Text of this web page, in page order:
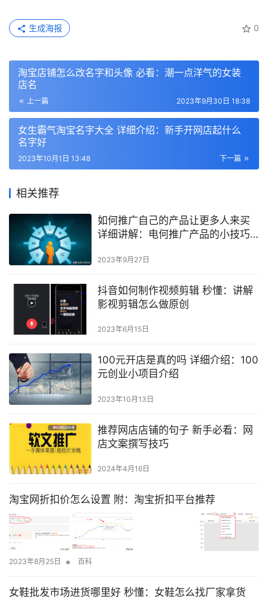
0
生成海报
淘宝店铺怎么改名字和头像 必看：潮一点洋气的女装
店名
上一篇 2023年9月30日 18:38
女生霸气淘宝名字大全 详细介绍：新手开网店起什么
名字好
下一篇
2023年10月1日 13:48
相关推荐
如何推广自己的产品让更多人来买
详细讲解：电何推广产品的小技巧
2023年9月27日
抖音如何制作视频剪辑 秒懂：讲解
影视剪辑怎么做原创
2023年6月15日
100元开店是真的吗 详细介绍：100
元创业小项目介绍
2023年10月13日
推荐网店店铺的句子 新手必看：网
店文案撰写技巧
2024年4月16日
淘宝网折扣价怎么设置 附：淘宝折扣平台推荐
2023年8月25日 • 百科
女鞋批发市场进货哪里好 秒懂：女鞋怎么找厂家拿货